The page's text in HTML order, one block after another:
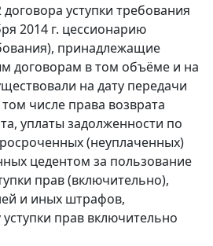
уступки требования
2014 г. цессионарию
принадлежащие
договорам в том объёме и на
на дату передачи
числе права возврата
уплаты задолженности по
(неуплаченных)
цедентом за пользование
прав (включительно),
и иных штрафов,
прав включительно